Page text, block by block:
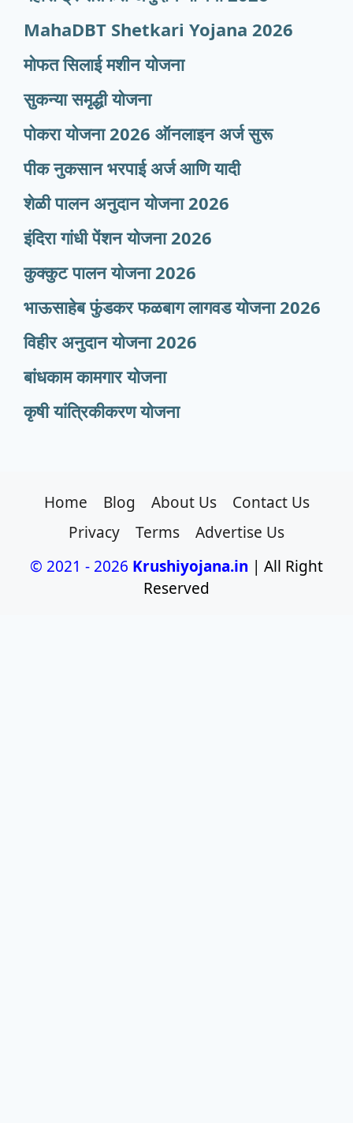
MahaDBT Shetkari Yojana 2026
मोफत सिलाई मशीन योजना
सुकन्या समृद्धी योजना
पोकरा योजना 2026 ऑनलाइन अर्ज सुरू
पीक नुकसान भरपाई अर्ज आणि यादी
शेळी पालन अनुदान योजना 2026
इंदिरा गांधी पेंशन योजना 2026
कुक्कुट पालन योजना 2026
भाऊसाहेब फुंडकर फळबाग लागवड योजना 2026
विहीर अनुदान योजना 2026
बांधकाम कामगार योजना
कृषी यांत्रिकीकरण योजना
Home Blog About Us
Contact Us
Privacy
Terms
Advertise Us
© 2021 - 2026 Krushiyojana.in | All Right
Reserved